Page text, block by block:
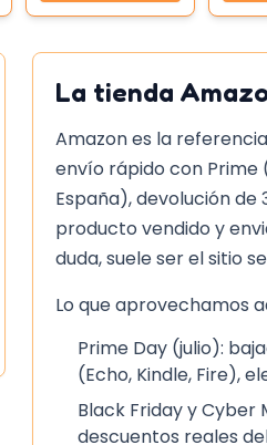
La tienda
Amazon es la
envío rápido con Prime
España), devolución de
producto vendido y
duda, suele ser el sitio
Lo que aprovechamos
Prime Day (julio):
(Echo, Kindle, Fire),
Black Friday y Cyber
descuentos reales